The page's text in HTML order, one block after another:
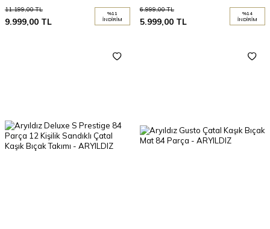
11.199,00TL
9.999,00 TL
%11
İNDIRIM
6.999,00TL
5.999,00 TL
%14
İNDIRIM